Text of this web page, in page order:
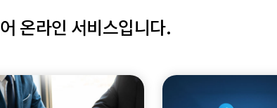
온라인 서비스입니다.